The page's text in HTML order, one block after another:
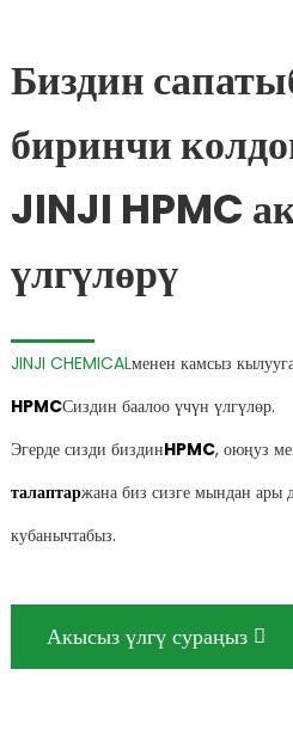
Биздин
биринчи
JINJI HPMC
үлгүлөрү
JINJI CHEMICALменен камсыз
HPMCСиздин баалоо үчүн үлгүлөр.
Эгерде сизди биздинHPMC, оюңуз
талаптаржана биз сизге мындан ары
кубанычтабыз.
Акысыз үлгү сураңыз